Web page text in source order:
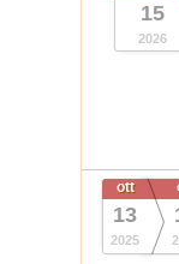
15
2026
ott
13
2025